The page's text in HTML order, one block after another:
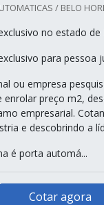
/ BELO
no estado de
para pessoa
ou empresa
enrolar preço m2,
empresarial.
e descobrindo a
é porta automá...
Cotar agora